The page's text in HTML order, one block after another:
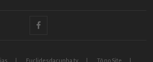
facebook
Euclidesdacunha.tv Tô no Site